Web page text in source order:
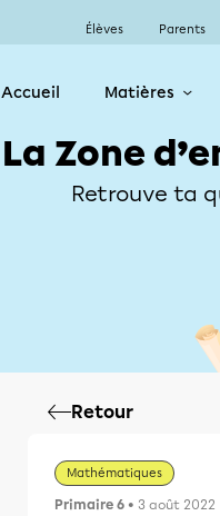
Élèves Parents
Accueil Matières
La Zone
Retrouve ta
Retour
Mathématiques
Primaire 6 • 3 août 2022